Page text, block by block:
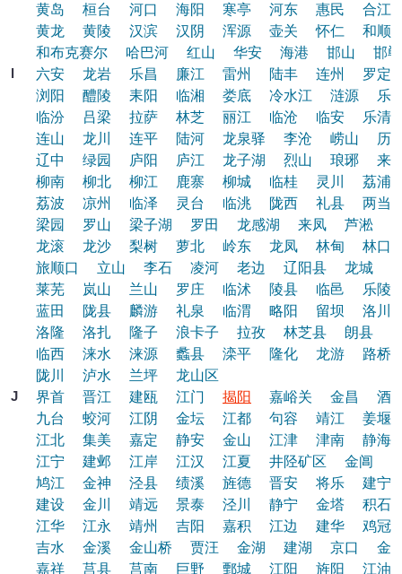
黄岛
桓台 河口 海阳 寒亭 河东 惠民
合江
黄龙
黄陵 汉滨 汉阴 浑源 壶关 怀仁
和顺
和布克赛尔
哈巴河 红山 华安 海港 邯山
邯
l
六安 龙岩 乐昌 廉江 雷州 陆丰 连州
罗定
浏阳
醴陵 耒阳 临湘 娄底 冷水江 涟源
乐
临汾
吕梁 拉萨 林芝 丽江 临沧 临安
乐清
连山
龙川 连平 陆河 龙泉驿 李沧 崂山
历
辽中
绿园 庐阳 庐江 龙子湖 烈山 琅琊
来
柳南
柳北 柳江 鹿寨 柳城 临桂 灵川
荔浦
荔波
凉州 临泽 灵台 临洮 陇西 礼县
两当
梁园
罗山 梁子湖 罗田 龙感湖 来凤 芦淞
龙滚
龙沙 梨树 萝北 岭东 龙凤 林甸
林口
旅顺口
立山 李石 凌河 老边 辽阳县 龙城
莱芜
岚山 兰山 罗庄 临沭 陵县 临邑
乐陵
蓝田
陇县 麟游 礼泉 临渭 略阳 留坝
洛川
洛隆
洛扎 隆子 浪卡子 拉孜 林芝县 朗县
临西
涞水 涞源 蠡县 滦平 隆化 龙游
路桥
陇川
泸水 兰坪
龙山区
J
界首 晋江 建瓯 江门 揭阳 嘉峪关 金昌
酒
九台
蛟河 江阴 金坛 江都 句容 靖江
姜堰
江北
集美 嘉定 静安 金山 江津 津南
静海
江宁
建邺 江岸 江汉 江夏 井陉矿区 金阊
鸠江
金神 泾县 绩溪 旌德 晋安 将乐
建宁
建设
金川 靖远 景泰 泾川 静宁 金塔
积石
江华
江永 靖州 吉阳 嘉积 江边 建华
鸡冠
吉水
金溪 金山桥 贾汪 金湖 建湖 京口
金
嘉祥
莒县 莒南 巨野 鄄城 江阳 旌阳 江油